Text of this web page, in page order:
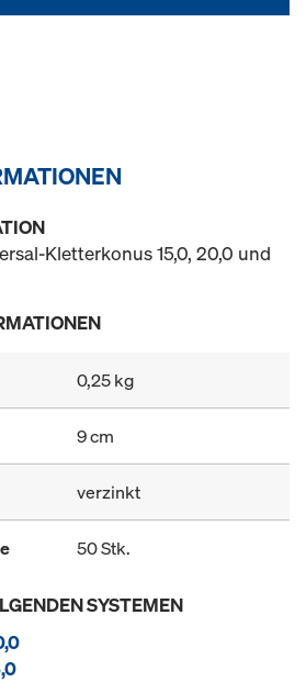
Kletterkonus 15,0, 20,0 und
0,25 kg
9 cm
verzinkt
50 Stk.
SYSTEMEN